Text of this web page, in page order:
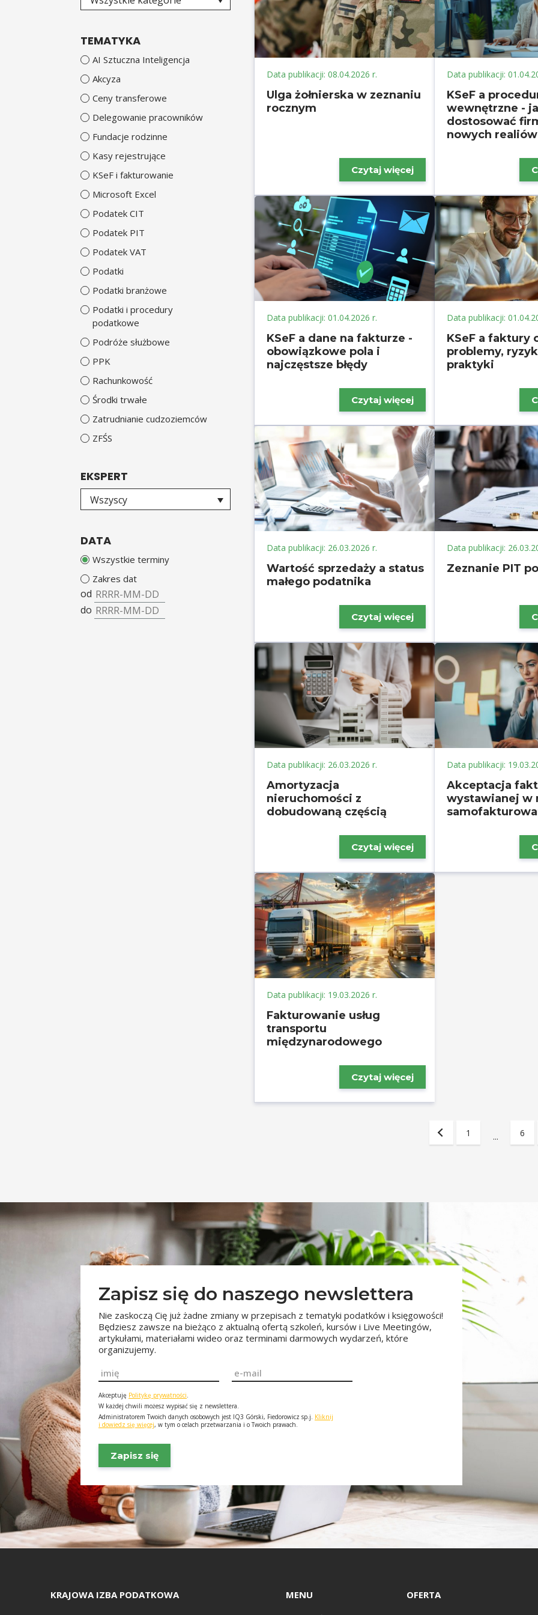
TEMATYKA
AI Sztuczna Inteligencja
Akcyza
Ceny transferowe
Delegowanie pracowników
Fundacje rodzinne
Kasy rejestrujące
KSeF i fakturowanie
Microsoft Excel
Podatek CIT
Podatek PIT
Podatek VAT
Podatki
Podatki branżowe
Podatki i procedury
podatkowe
Podróże służbowe
PPK
Rachunkowość
Środki trwałe
Zatrudnianie cudzoziemców
ZFŚS
EKSPERT
Wybierz eksperta
Wszyscy
DATA
Wszystkie terminy
Zakres dat
od
do
Data publikacji: 08.04.2026 r.
Ulga żołnierska w zeznaniu
rocznym
Czytaj więcej
Data publikacji:
KSeF a
wewnętrzne -
dostosować
nowych realiów
Data publikacji: 01.04.2026 r.
KSeF a dane na fakturze -
obowiązkowe pola i
najczęstsze błędy
Czytaj więcej
Data publikacji:
KSeF a faktury
problemy,
praktyki
Data publikacji: 26.03.2026 r.
Wartość sprzedaży a status
małego podatnika
Czytaj więcej
Data publikacji:
Zeznanie PIT
Data publikacji: 26.03.2026 r.
Amortyzacja
nieruchomości z
dobudowaną częścią
Czytaj więcej
Data publikacji:
Akceptacja
wystawianej w
Data publikacji: 19.03.2026 r.
Fakturowanie usług
transportu
międzynarodowego
Czytaj więcej
1 ... 6
Zapisz się do naszego newslettera
Nie zaskoczą Cię już żadne zmiany w przepisach z tematyki podatków i księgowości!
Będziesz zawsze na bieżąco z aktualną ofertą szkoleń, kursów i Live Meetingów,
artykułami, materiałami wideo oraz terminami darmowych wydarzeń, które
organizujemy.
Imię Email
Akceptuję Politykę prywatności.
W każdej chwili możesz wypisać się z newslettera.
Administratorem Twoich danych osobowych jest IQ3 Górski, Fiedorowicz sp.j. Kliknij
i dowiedz się więcej, w tym o celach przetwarzania i o Twoich prawach.
KRAJOWA IZBA PODATKOWA
MENU
OFERTA